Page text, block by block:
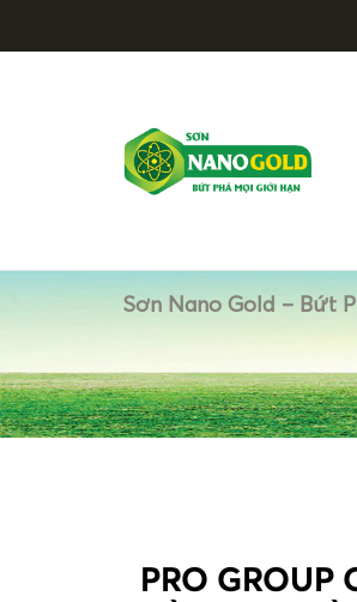
Sơn Nano Gold – Bứt
PRO